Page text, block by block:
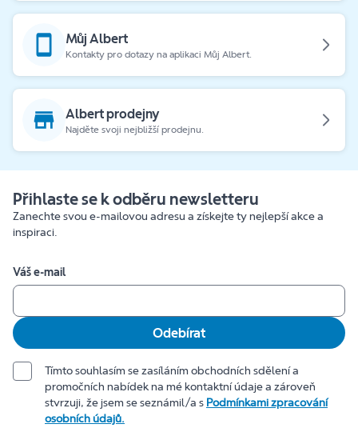
Můj Albert
Kontakty pro dotazy na aplikaci Můj Albert.
Albert prodejny
Najděte svoji nejbližší prodejnu.
Přihlaste se k odběru newsletteru
Zanechte svou e-mailovou adresu a získejte ty nejlepší akce a
inspiraci.
Váš e-mail
Odebírat
Tímto souhlasím se zasíláním obchodních sdělení a
promočních nabídek na mé kontaktní údaje a zároveň
stvrzuji, že jsem se seznámil/a s Podmínkami zpracování
osobních údajů.